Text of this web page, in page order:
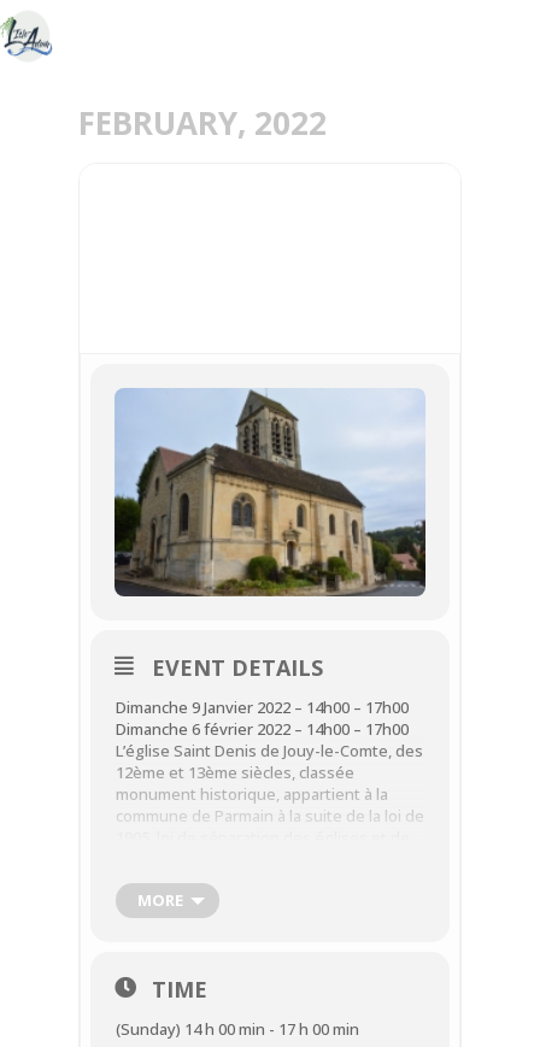
FEBRUARY, 2022
EVENT DETAILS
Dimanche 9 Janvier 2022 – 14h00 – 17h00
Dimanche 6 février 2022 – 14h00 – 17h00
L’église Saint Denis de Jouy-le-Comte, des
12ème et 13ème siècles, classée
monument historique, appartient à la
commune de Parmain à la suite de la loi de
Depuis 1999, une association, l’AREJ, s’est
formée afin d’aider la commune à
Les visites, organisées par l’AREJ, se
déroulent de 14 h à 17 h.
Contact:
MORE
TIME
(Sunday) 14 h 00 min - 17 h 00 min